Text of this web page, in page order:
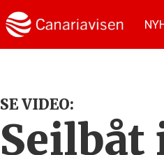
SE VIDEO:
Seilbåt